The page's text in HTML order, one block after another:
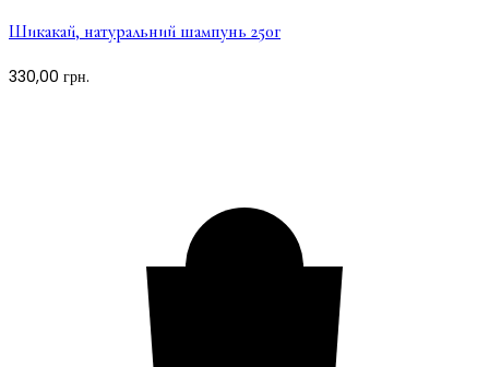
Шикакай, натуральний шампунь 250г
330,00 грн.